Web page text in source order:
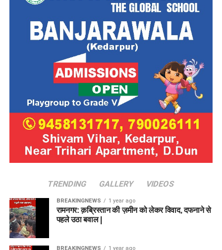
TRENDING GALLERY VIDEOS
BREAKINGNEWS 1 year ago
रामनगर: क़ब्रिस्तान की ज़मीन को लेकर विवाद, दफनाने से
पहले उठा बवाल |
BREAKINGNEWS 1 year ago